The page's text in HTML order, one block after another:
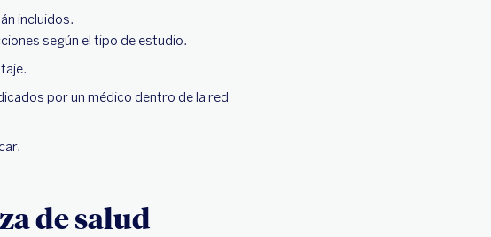
incluidos.
según el tipo de estudio.
por un médico dentro de la red
de salud